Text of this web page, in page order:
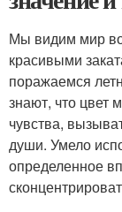
Мы видим мир
красивыми
поражаемся
знают, что цвет
чувства,
души. Умело
определенное